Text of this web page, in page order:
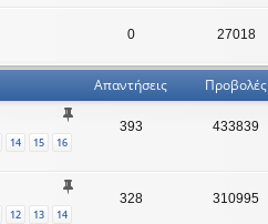
0 27018
Απαντήσεις Προβολές
14 15 16
393 433839
12 13 14
328 310995